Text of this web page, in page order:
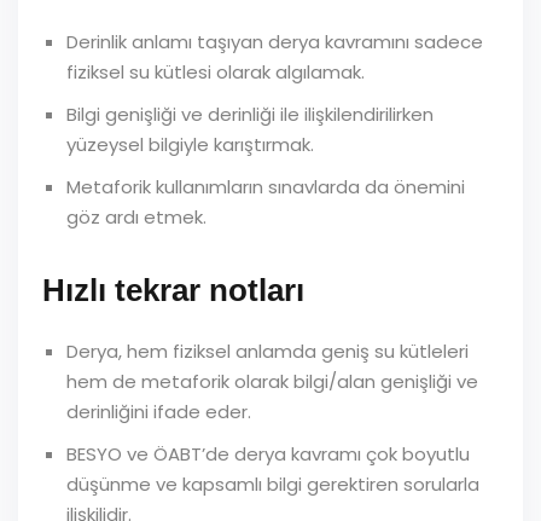
Derinlik anlamı taşıyan derya kavramını sadece
fiziksel su kütlesi olarak algılamak.
Bilgi genişliği ve derinliği ile ilişkilendirilirken
yüzeysel bilgiyle karıştırmak.
Metaforik kullanımların sınavlarda da önemini
göz ardı etmek.
Hızlı tekrar notları
Derya, hem fiziksel anlamda geniş su kütleleri
hem de metaforik olarak bilgi/alan genişliği ve
derinliğini ifade eder.
BESYO ve ÖABT’de derya kavramı çok boyutlu
düşünme ve kapsamlı bilgi gerektiren sorularla
ilişkilidir.